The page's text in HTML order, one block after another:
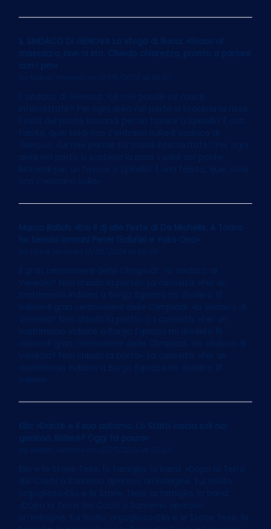
IL SINDACO DI GENOVA Lo sfogo di Bucci: «Gioco al
massacro, non ci sto. Chiedo chiarezza, pronto a parlare
con i pm»
Marco Imarisio on 13/05/2024 at 06:07
Il sindaco di Genova: «Le mie parole sui maiali
intercettate? Per ogni area nel porto si scatena la rissa.
I soldi del ponte Morandi per un favore a Spinelli? È una
falsità, quei soldi non c’entrano nulla»Il sindaco di
Genova: «Le mie parole sui maiali intercettate? Per ogni
area nel porto si scatena la rissa. I soldi del ponte
Morandi per un favore a Spinelli? È una falsità, quei soldi
non c’entrano nulla»
Marco Balich: «Ero il dj alle feste di De Michelis. A Torino
ho tenuto lontani Peter Gabriel e Yoko Ono»
on 13/05/2024 at 06:05
Il gran cerimoniere delle Olimpiadi: «Io sindaco di
Venezia? Non chiudo la porta». La curiosità: «Per un
matrimonio indiano a Borgo Egnazia mi diedero 18
milioni»Il gran cerimoniere delle Olimpiadi: «Io sindaco di
Venezia? Non chiudo la porta». La curiosità: «Per un
matrimonio indiano a Borgo Egnazia mi diedero 18
milioni»Il gran cerimoniere delle Olimpiadi: «Io sindaco di
Venezia? Non chiudo la porta». La curiosità: «Per un
matrimonio indiano a Borgo Egnazia mi diedero 18
Elio: «Dante e il suo autismo. Lo Stato lascia soli noi
genitori. Ridere? Oggi fa paura»
Walter Veltroni on 13/05/2024 at 06:03
Elio e le Storie Tese, la famiglia, la band. «Dopo la Terra
dei Cachi a Sanremo aprirono un'indagine. Fui molto
orgoglioso»Elio e le Storie Tese, la famiglia, la band.
«Dopo la Terra dei Cachi a Sanremo aprirono
un'indagine. Fui molto orgoglioso»Elio e le Storie Tese, la